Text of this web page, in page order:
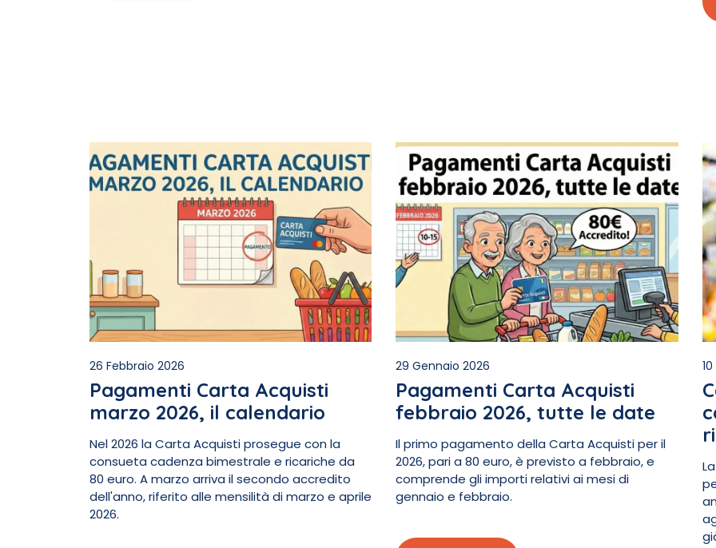
26 Febbraio 2026
Pagamenti Carta Acquisti
marzo 2026, il calendario
Nel 2026 la Carta Acquisti prosegue con la
consueta cadenza bimestrale e ricariche da
80 euro. A marzo arriva il secondo accredito
dell'anno, riferito alle mensilità di marzo e aprile
2026.
29 Gennaio 2026
Pagamenti Carta Acquisti
febbraio 2026, tutte le date
Il primo pagamento della Carta Acquisti per il
2026, pari a 80 euro, è previsto a febbraio, e
comprende gli importi relativi ai mesi di
gennaio e febbraio.